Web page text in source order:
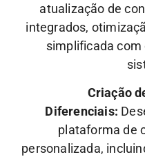
atualização de
integrados,
simplificada
Criação
Diferenciais:
plataforma de
personalizada,